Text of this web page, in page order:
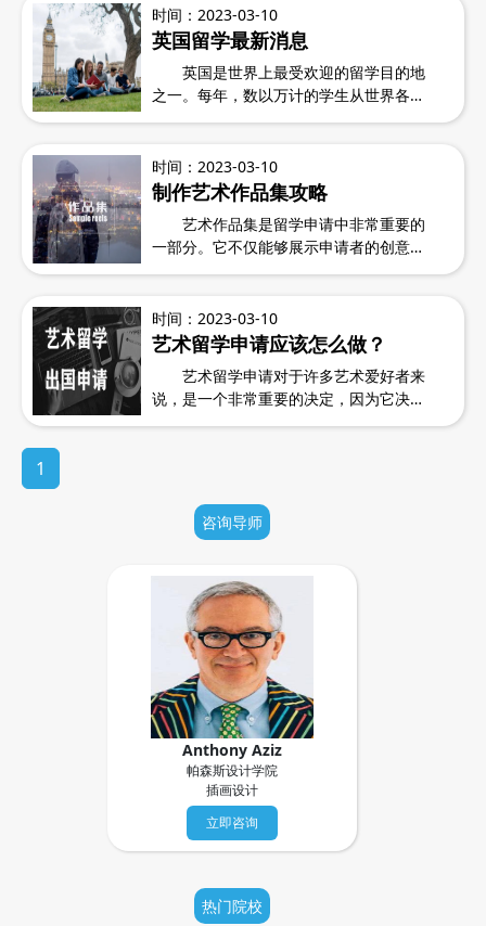
的艺术教育体系和文化氛围。在本文中，
我们将介绍几个世界知名的艺术留学国
家，并提供一些有关该国家艺术教育的信
息，以帮助有兴趣的人更好地了解和选择.
1.英国 ...
时间：2023-03-10
英国留学最新消息
英国是世界上最受欢迎的留学目的地
之一。每年，数以万计的学生从世界各地
前往英国接受高质量的教育和独特的文化
在考虑提高留学门槛。这一消息引起了许
多人的关注和担忧。那么，英国考虑提高
留学门槛会对留学产生怎样的影响呢?
时间：2023-03-10
制作艺术作品集攻略
艺术作品集是留学申请中非常重要的
一部分。它不仅能够展示申请者的创意和
技能，还能够表明申请者是否有潜力成为
准备和编辑是艺术留学规划的关键步骤之
一。以下是一些关于艺术作品集留学规划
的建议 1.确定申请专业和学校...
时间：2023-03-10
艺术留学申请应该怎么做？
艺术留学申请对于许多艺术爱好者来
说，是一个非常重要的决定，因为它决定
了你未来艺术道路的方向和发展。因此，
划 ...
1
咨询导师
Anthony Aziz
帕森斯设计学院
插画设计
立即咨询
热门院校